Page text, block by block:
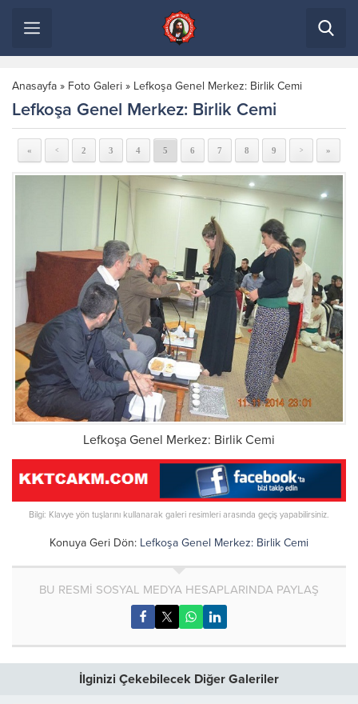
Anasayfa » Foto Galeri » Lefkoşa Genel Merkez: Birlik Cemi
Lefkoşa Genel Merkez: Birlik Cemi
« < 2 3 4 5 6 7 8 9 > »
Lefkoşa Genel Merkez: Birlik Cemi
Bilgi: Klavye yön tuşlarını kullanarak galeri resimleri arasında geçiş yapabilirsiniz.
Konuya Geri Dön: Lefkoşa Genel Merkez: Birlik Cemi
BU RESMİ SOSYAL MEDYA HESAPLARINDA PAYLAŞ
İlginizi Çekebilecek Diğer Galeriler